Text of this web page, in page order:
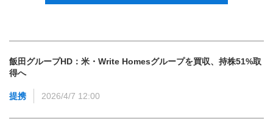
飯田グループHD：米・Write Homesグループを買収、持株51%取
得へ
提携 2026/4/7 12:00